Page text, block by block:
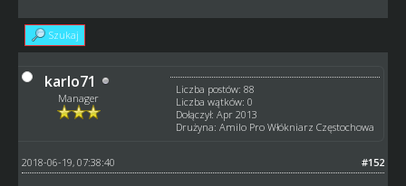
Szukaj
karlo71
Manager
Liczba postów: 88
Liczba wątków: 0
Dołączył: Apr 2013
Drużyna: Amilo Pro Włókniarz Częstochowa
#152
2018-06-19, 07:38:40